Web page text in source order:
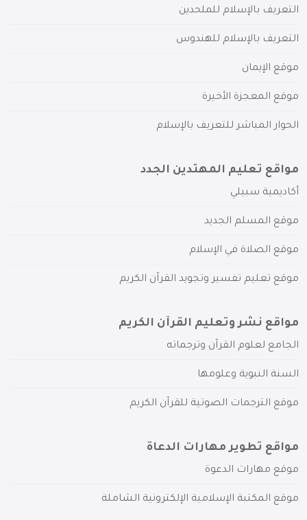
التعريف بالإسلام للملحدين
التعريف بالإسلام للهندوس
موقع الإيمان
موقع المعجزة الأخيرة
الحوار المباشر للتعريف بالإسلام
مواقع تعليم المهتدين الجدد
أكاديمية سبيلي
موقع المسلم الجديد
موقع الصلاة في الإسلام
موقع تعليم تفسير وتجويد القرآن الكريم
مواقع نشر وتعليم القرآن الكريم
الجامع لعلوم القرآن وترجماته
السنة النبوية وعلومها
موقع الترجمات الصوتية للقرآن الكريم
مواقع تطوير مهارات الدعاة
موقع مهارات الدعوة
موقع المكتبة الإسلامية الإلكترونية الشاملة